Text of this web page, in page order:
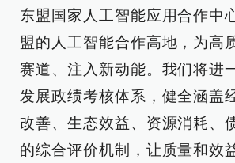
东盟国家人工智能应用合作中
盟的人工智能合作高地，为高
赛道、注入新动能。我们将进
发展政绩考核体系，健全涵盖
改善、生态效益、资源消耗、
的综合评价机制，让质量和效